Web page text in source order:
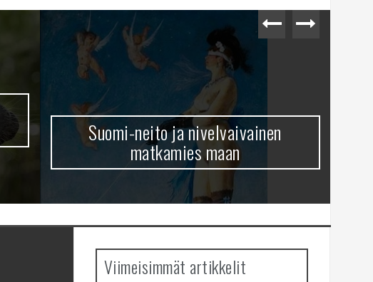
Suomi-neito ja nivelvaivainen
matkamies maan
Viimeisimmät artikkelit